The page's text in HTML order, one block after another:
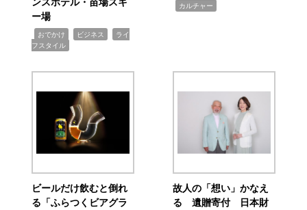
ー場
おでかけ ビジネス
ライ
フスタイル
カルチャー
ビールだけ飲むと倒れ
る「ふらつくビアグラ
故人の「想い」かなえ
る 遺贈寄付 日本財